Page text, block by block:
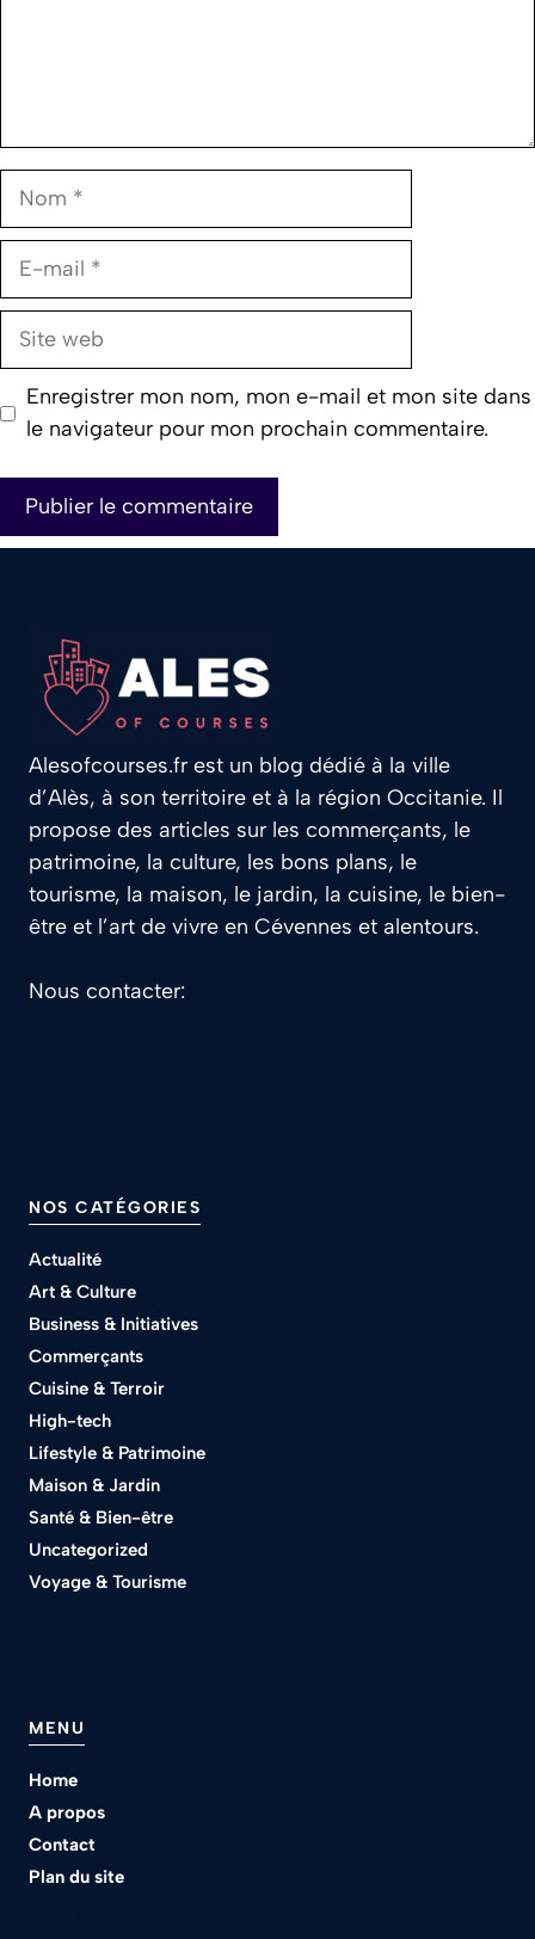
Nom
E-
Site
Enregistrer mon nom, mon e-mail et mon site dans
le navigateur pour mon prochain commentaire.
Alesofcourses.fr est un blog dédié à la ville
d’Alès, à son territoire et à la région Occitanie. Il
propose des articles sur les commerçants, le
patrimoine, la culture, les bons plans, le
tourisme, la maison, le jardin, la cuisine, le bien-
être et l’art de vivre en Cévennes et alentours.
Nous contacter:
NOS CATÉGORIES
Actualité
Art & Culture
Business & Initiatives
Commerçants
Cuisine & Terroir
High-tech
Lifestyle & Patrimoine
Maison & Jardin
Santé & Bien-être
Uncategorized
Voyage & Tourisme
MENU
Home
A propos
Contact
Plan du site